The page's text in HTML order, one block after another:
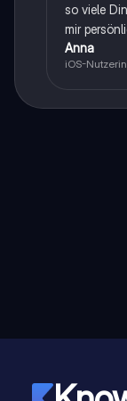
so viele
mir
Anna
iOS-Nutzerin